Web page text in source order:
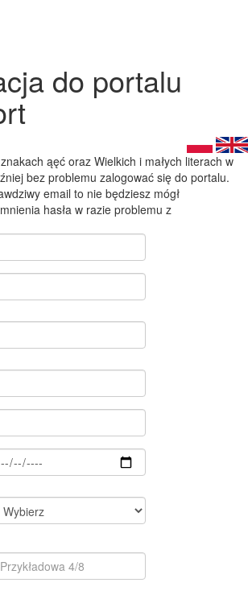
do portalu
ąęć oraz Wielkich i małych literach w
bez problemu zalogować się do portalu.
email to nie będziesz mógł
hasła w razie problemu z